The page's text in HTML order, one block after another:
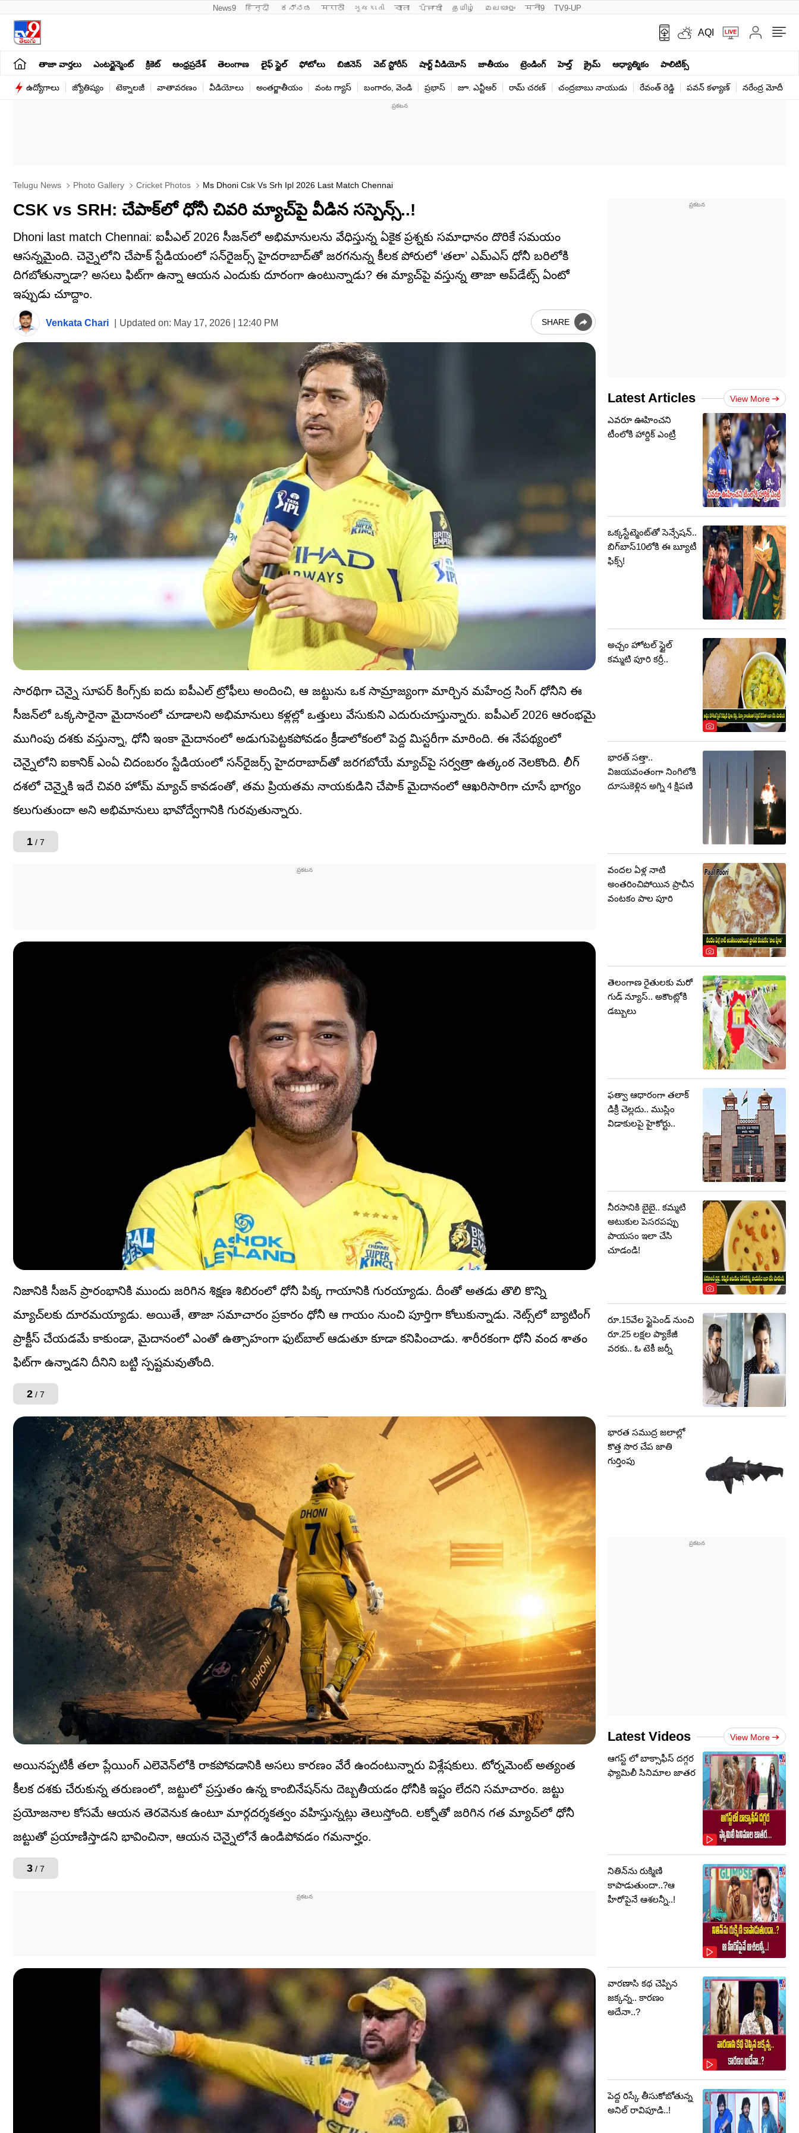
News9 हिन्दी ಕನ್ನಡ मराठी ગુજરાતી বাংলা ਪੰਜਾਬੀ தமிழ் മലയാളം मनी9 TV9-UP
AQI
తాజా వార్తలు ఎంటర్టైన్మెంట్ క్రికెట్ ఆంధ్రప్రదేశ్ తెలంగాణ లైఫ్ స్టైల్ ఫోటోలు బిజినెస్ వెబ్ స్టోరీస్ షార్ట్ వీడియోస్ జాతీయం ట్రెండింగ్ హెల్త్‌ క్రైమ్ ఆధ్యాత్మికం పాలిటిక్స్‌
ఉద్యోగాలు జ్యోతిష్యం టెక్నాలజీ వాతావరణం వీడియోలు అంతర్జాతీయం వంట గ్యాస్ బంగారం, వెండి ప్రభాస్ జూ. ఎన్టీఆర్ రామ్ చ‌ర‌ణ్‌ చంద్రబాబు నాయుడు రేవంత్ రెడ్డి పవన్ కళ్యాణ్ నరేంద్ర మోదీ
Telugu News Photo Gallery Cricket Photos Ms Dhoni Csk Vs Srh Ipl 2026 Last Match Chennai
CSK vs SRH: చేపాక్‌లో ధోనీ చివరి మ్యాచ్‌పై వీడిన సస్పెన్స్..!
Dhoni last match Chennai: ఐపీఎల్ 2026 సీజన్‌లో అభిమానులను వేధిస్తున్న ఏకైక ప్రశ్నకు సమాధానం దొరికే సమయం
ఆసన్నమైంది. చెన్నైలోని చేపాక్ స్టేడియంలో సన్‌రైజర్స్ హైదరాబాద్‌తో జరగనున్న కీలక పోరులో ‘తలా’ ఎమ్‌ఎస్ ధోనీ బరిలోకి
దిగబోతున్నాడా? అసలు ఫిట్‌గా ఉన్నా ఆయన ఎందుకు దూరంగా ఉంటున్నాడు? ఈ మ్యాచ్‌పై వస్తున్న తాజా అప్‌డేట్స్ ఏంటో
ఇప్పుడు చూద్దాం.
Venkata Chari Updated on: May 17, 2026 | 12:40 PM SHARE
సారథిగా చెన్నై సూపర్‌ కింగ్స్‌కు ఐదు ఐపీఎల్ ట్రోఫీలు అందించి, ఆ జట్టును ఒక సామ్రాజ్యంగా మార్చిన మహేంద్ర సింగ్ ధోనీని ఈ
సీజన్‌లో ఒక్కసారైనా మైదానంలో చూడాలని అభిమానులు కళ్లల్లో ఒత్తులు వేసుకుని ఎదురుచూస్తున్నారు. ఐపీఎల్ 2026 ఆరంభమై
ముగింపు దశకు వస్తున్నా, ధోనీ ఇంకా మైదానంలో అడుగుపెట్టకపోవడం క్రీడాలోకంలో పెద్ద మిస్టరీగా మారింది. ఈ నేపథ్యంలో
చెన్నైలోని ఐకానిక్ ఎంఏ చిదంబరం స్టేడియంలో సన్‌రైజర్స్ హైదరాబాద్‌తో జరగబోయే మ్యాచ్‌పై సర్వత్రా ఉత్కంఠ నెలకొంది. లీగ్
దశలో చెన్నైకి ఇదే చివరి హోమ్ మ్యాచ్ కావడంతో, తమ ప్రియతమ నాయకుడిని చేపాక్ మైదానంలో ఆఖరిసారిగా చూసే భాగ్యం
కలుగుతుందా అని అభిమానులు భావోద్వేగానికి గురవుతున్నారు.
1 / 7
నిజానికి సీజన్ ప్రారంభానికి ముందు జరిగిన శిక్షణ శిబిరంలో ధోనీ పిక్క గాయానికి గురయ్యాడు. దీంతో అతడు తొలి కొన్ని
మ్యాచ్‌లకు దూరమయ్యాడు. అయితే, తాజా సమాచారం ప్రకారం ధోనీ ఆ గాయం నుంచి పూర్తిగా కోలుకున్నాడు. నెట్స్‌లో బ్యాటింగ్
ప్రాక్టీస్ చేయడమే కాకుండా, మైదానంలో ఎంతో ఉత్సాహంగా ఫుట్‌బాల్ ఆడుతూ కూడా కనిపించాడు. శారీరకంగా ధోనీ వంద శాతం
ఫిట్‌గా ఉన్నాడని దీనిని బట్టి స్పష్టమవుతోంది.
2 / 7
అయినప్పటికీ తలా ప్లేయింగ్ ఎలెవెన్‌లోకి రాకపోవడానికి అసలు కారణం వేరే ఉందంటున్నారు విశ్లేషకులు. టోర్నమెంట్ అత్యంత
కీలక దశకు చేరుకున్న తరుణంలో, జట్టులో ప్రస్తుతం ఉన్న కాంబినేషన్‌ను దెబ్బతీయడం ధోనీకి ఇష్టం లేదని సమాచారం. జట్టు
ప్రయోజనాల కోసమే ఆయన తెరవెనుక ఉంటూ మార్గదర్శకత్వం వహిస్తున్నట్లు తెలుస్తోంది. లక్నోతో జరిగిన గత మ్యాచ్‌లో ధోనీ
జట్టుతో ప్రయాణిస్తాడని భావించినా, ఆయన చెన్నైలోనే ఉండిపోవడం గమనార్హం.
3 / 7
Latest Articles View More
ఎవరూ ఊహించని
టీంలోకి హార్దిక్ ఎంట్రీ
ఒక్కస్టేట్మెంట్‌తో సెన్సేషన్..
బిగ్‌బాస్10లోకి ఈ బ్యూటీ
ఫిక్స్‌!
అచ్చం హోటల్ స్టైల్
కమ్మటి పూరి కర్రీ..
భారత్ సత్తా..
విజయవంతంగా నింగిలోకి
దూసుకెళ్లిన అగ్ని 4 క్షిపణి
వందల ఏళ్ల నాటి
అంతరించిపోయిన ప్రాచీన
వంటకం పాల పూరి
తెలంగాణ రైతులకు మరో
గుడ్ న్యూస్.. అకౌంట్లోకి
డబ్బులు
ఫత్వా ఆధారంగా తలాక్
డిక్రీ చెల్లదు.. ముస్లిం
విడాకులపై హైకోర్టు..
నీరసానికి బైబై.. కమ్మటి
అటుకుల పెసరపప్పు
పాయసం ఇలా చేసి
చూడండి!
రూ.15వేల స్టైపెండ్ నుంచి
రూ.25 లక్షల ప్యాకేజీ
వరకు.. ఓ టెకీ జర్నీ
భారత సముద్ర జలాల్లో
కొత్త సొర చేప జాతి
గుర్తింపు
Latest Videos View More
ఆగస్ట్ లో బాక్సాఫీస్ దగ్గర
ఫ్యామిలీ సినిమాల జాతర
నితిన్‌ను రుక్మిణి
కాపాడుతుందా..?ఆ
హీరోపైనే ఆశలన్నీ..!
వారణాసి కథ చెప్పిన
జక్కన్న.. కారణం
అదేనా..?
పెద్ద రిస్కే తీసుకోబోతున్న
అనిల్ రావిపూడి..!